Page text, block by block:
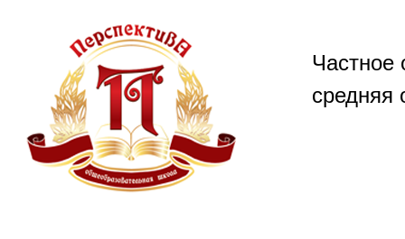
содержимому
Частное
средняя